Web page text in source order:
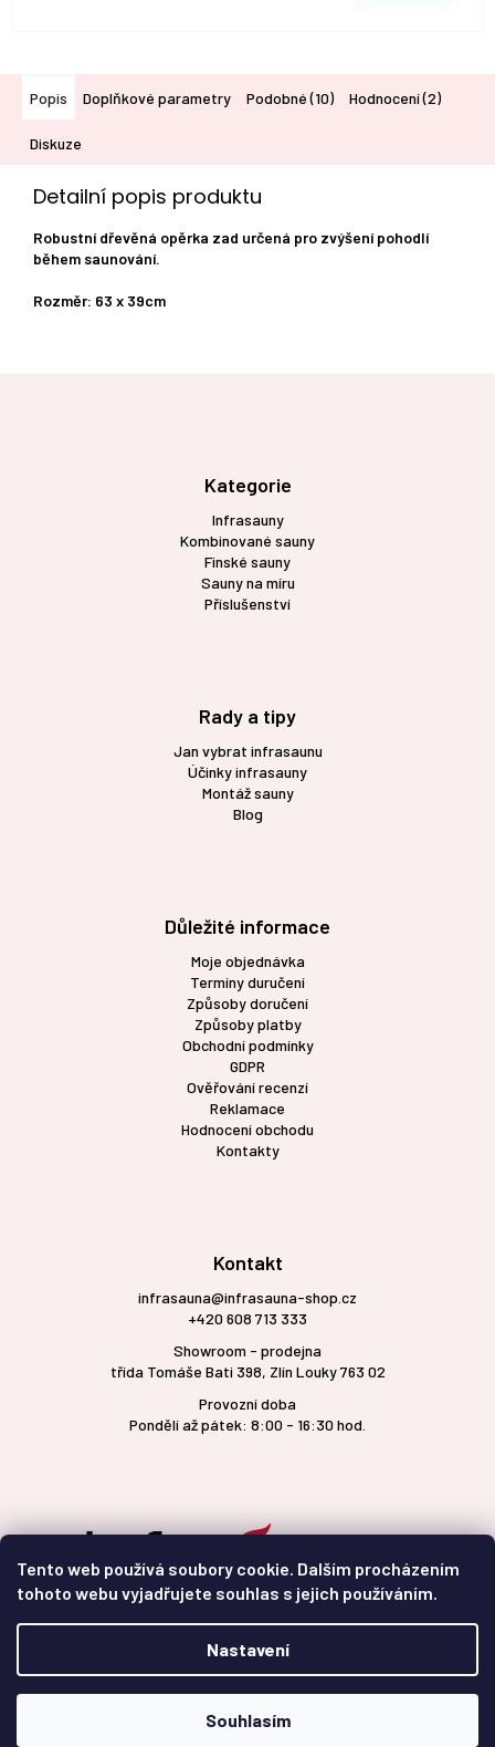
Tento web používá soubory cookie. Dalším procházením
tohoto webu vyjadřujete souhlas s jejich používáním.
Nastavení
Souhlasím
hvězdiček.
Popis Doplňkové parametry Podobné (10) Hodnocení (2)
Diskuze
Detailní popis produktu
Robustní dřevěná opěrka zad určená pro zvýšení pohodlí
během saunování.
Rozměr: 63 x 39cm
Kategorie
Infrasauny
Kombinované sauny
Finské sauny
Sauny na míru
Příslušenství
Rady a tipy
Jan vybrat infrasaunu
Účinky infrasauny
Montáž sauny
Blog
Důležité informace
Moje objednávka
Termíny duručení
Způsoby doručení
Způsoby platby
Obchodní podmínky
GDPR
Ověřování recenzí
Reklamace
Hodnocení obchodu
Kontakty
Kontakt
infrasauna@infrasauna-shop.cz
+420 608 713 333
Showroom - prodejna
třída Tomáše Bati 398, Zlín Louky 763 02
Provozní doba
Pondělí až pátek: 8:00 - 16:30 hod.
Vytvořil Shoptet
infrasauna-shop.cz